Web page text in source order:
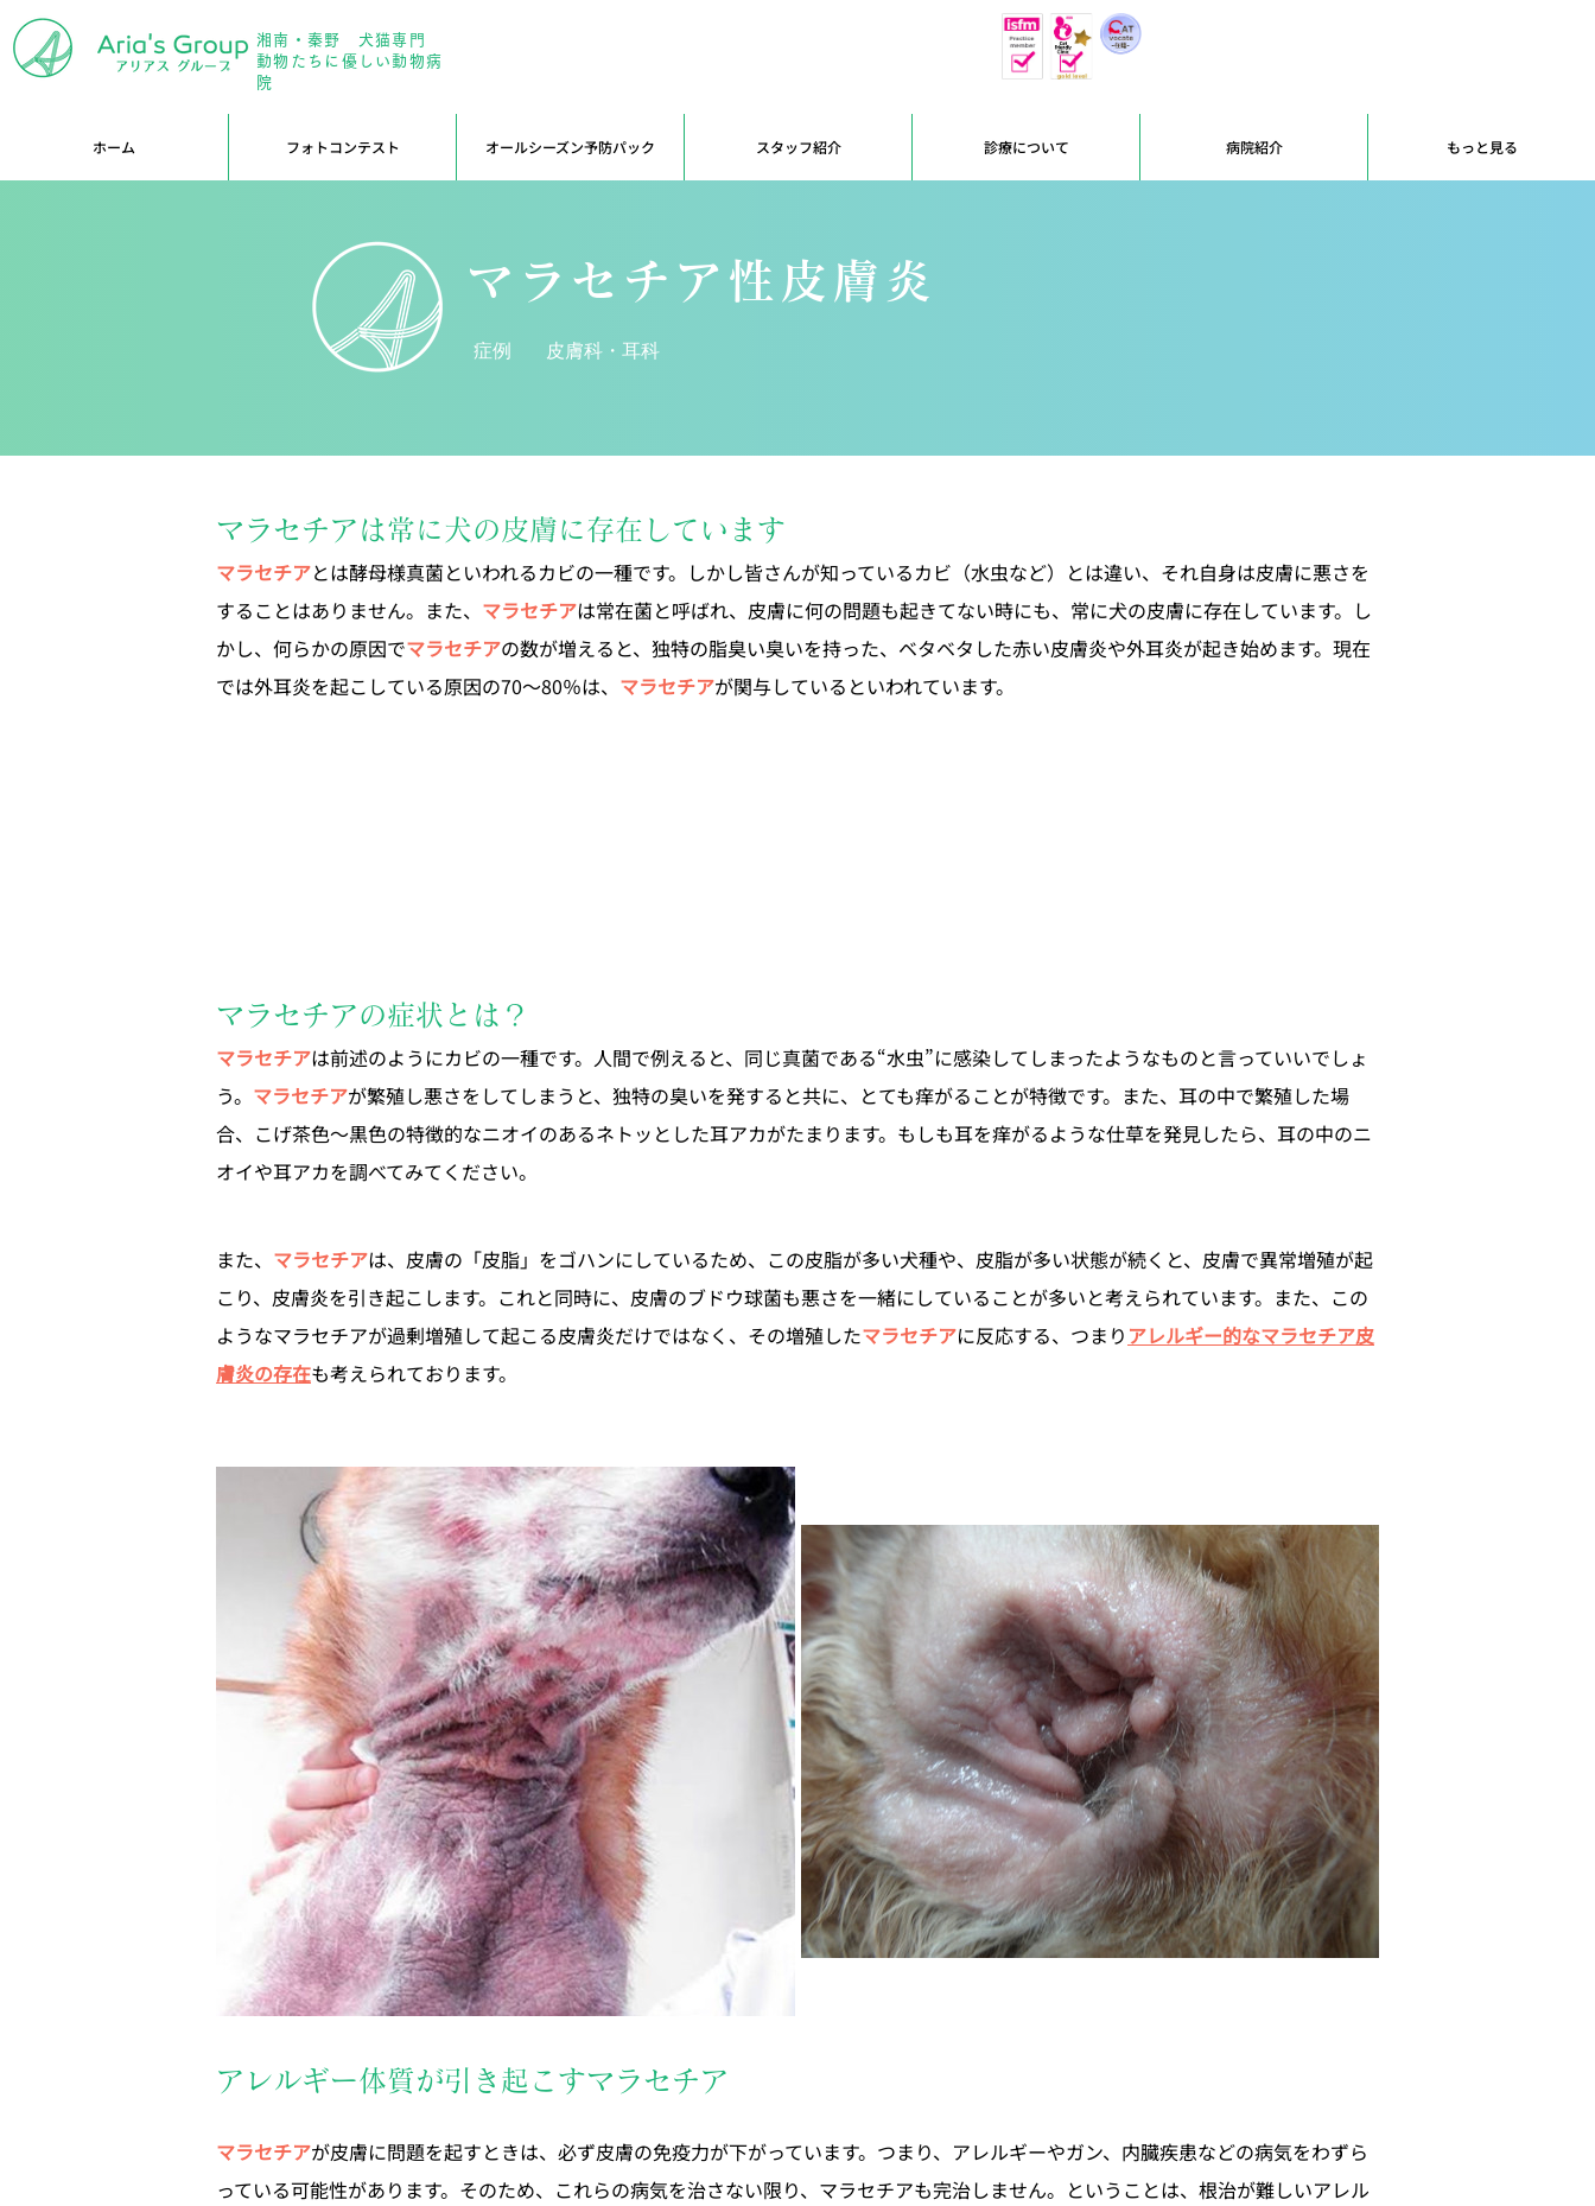
湘南・秦野 犬猫専門
動物たちに優しい動物病
院
ホーム フォトコンテスト オールシーズン予防パック スタッフ紹介 診療について 病院紹介 もっと見る
マラセチア性皮膚炎
症例 皮膚科・耳科
マラセチアは常に犬の皮膚に存在しています
マラセチアとは酵母様真菌といわれるカビの一種です。しかし皆さんが知っているカビ（水虫など）とは違い、それ自身は皮膚に悪さを
することはありません。また、 マラセチアは常在菌と呼ばれ、皮膚に何の問題も起きてない時にも、常に犬の皮膚に存在しています。し
かし、何らかの原因でマラセチアの数が増えると、独特の脂臭い臭いを持った、ベタベタした赤い皮膚炎や外耳炎が起き始めます。現在
では外耳炎を起こしている原因の70～80％は、 マラセチアが関与しているといわれています。
マラセチアの症状とは？
マラセチアは前述のようにカビの一種です。人間で例えると、同じ真菌である“水虫”に感染してしまったようなものと言っていいでしょ
う。 マラセチアが繁殖し悪さをしてしまうと、独特の臭いを発すると共に、とても痒がることが特徴です。また、耳の中で繁殖した場
合、こげ茶色～黒色の特徴的なニオイのあるネトッとした耳アカがたまります。もしも耳を痒がるような仕草を発見したら、耳の中のニ
オイや耳アカを調べてみてください。
また、 マラセチアは、皮膚の「皮脂」をゴハンにしているため、この皮脂が多い犬種や、皮脂が多い状態が続くと、皮膚で異常増殖が起
こり、皮膚炎を引き起こします。これと同時に、皮膚のブドウ球菌も悪さを一緒にしていることが多いと考えられています。また、この
ようなマラセチアが過剰増殖して起こる皮膚炎だけではなく、その増殖したマラセチアに反応する、つまり アレルギー的なマラセチア皮
膚炎の存在も考えられております。
アレルギー体質が引き起こすマラセチア
マラセチアが皮膚に問題を起すときは、必ず皮膚の免疫力が下がっています。つまり、アレルギーやガン、内臓疾患などの病気をわずら
っている可能性があります。そのため、これらの病気を治さない限り、マラセチアも完治しません。ということは、根治が難しいアレル